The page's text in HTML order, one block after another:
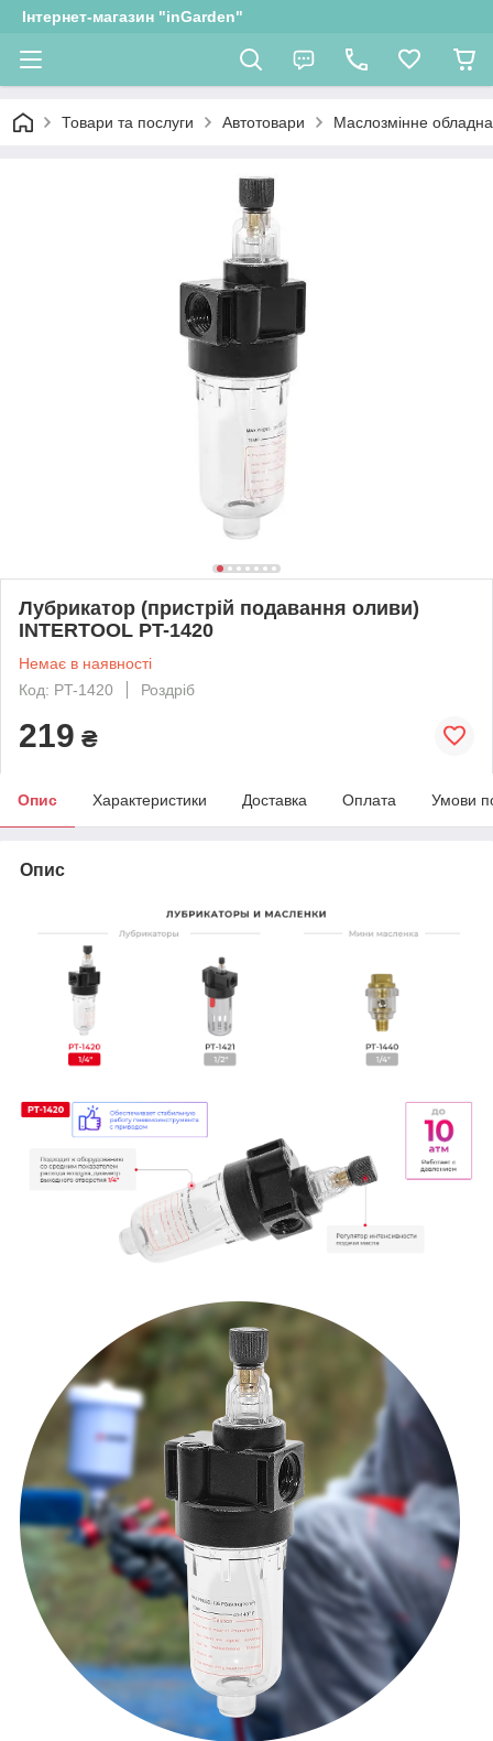
Інтернет-магазин "inGarden"
Товари та послуги Автотовари Маслозмінне
Лубрикатор (пристрій подавання оливи)
INTERTOOL PT-1420
Немає в наявності
Код: PT-1420
Роздріб
219 ₴
Опис Характеристики Доставка Оплата Умови
Опис